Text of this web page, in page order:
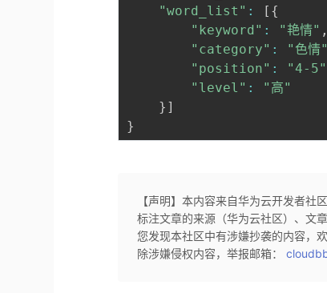
"word_list" : [ {
"keyword" : "艳情" ,
"category" : "色情"
"position" : "4-5"
"level" :
"高"
} ]
}
【声明】本内容来自华为云开发者
标注文章的来源（华为云社区）、文
您发现本社区中有涉嫌抄袭的内容，
除涉嫌侵权内容，举报邮箱：